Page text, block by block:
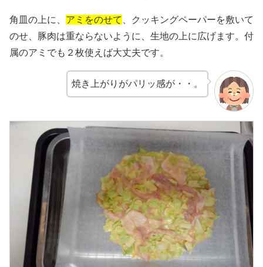
角皿の上に、 アミをのせて
、クッキングペーパーを敷いて
のせ、豚肉は重ならないように、生地の上に広げます。付
属のアミでも２枚使えば大丈夫です。
焼き上がりがパリッ感が・・。